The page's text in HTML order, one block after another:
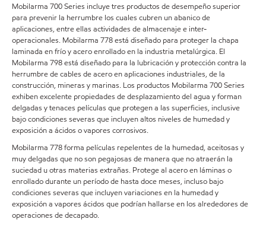
Mobilarma 700 Series incluye tres productos de desempeño superior
para prevenir la herrumbre los cuales cubren un abanico de
aplicaciones, entre ellas actividades de almacenaje e inter-
operacionales. Mobilarma 778 está diseñado para proteger la chapa
laminada en frío y acero enrollado en la industria metalúrgica. El
Mobilarma 798 está diseñado para la lubricación y protección contra la
herrumbre de cables de acero en aplicaciones industriales, de la
construcción, mineras y marinas. Los productos Mobilarma 700 Series
exhiben excelente propiedades de desplazamiento del agua y forman
delgadas y tenaces películas que protegen a las superficies, inclusive
bajo condiciones severas que incluyen altos niveles de humedad y
exposición a ácidos o vapores corrosivos.
Mobilarma 778 forma películas repelentes de la humedad, aceitosas y
muy delgadas que no son pegajosas de manera que no atraerán la
suciedad u otras materias extrañas. Protege al acero en láminas o
enrollado durante un período de hasta doce meses, incluso bajo
condiciones severas que incluyen variaciones en la humedad y
exposición a vapores ácidos que podrían hallarse en los alrededores de
operaciones de decapado.